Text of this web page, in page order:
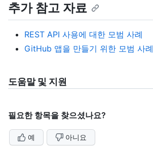
추가 참고 자료
REST API 사용에 대한 모범 사례
GitHub 앱을 만들기 위한 모범 사례
도움말 및 지원
필요한 항목을 찾으셨나요?
예 아니요